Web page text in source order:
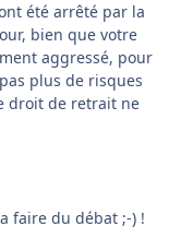
été arrêté par la
bien que votre
aggressé, pour
plus de risques
droit de retrait ne
faire du débat ;-) !